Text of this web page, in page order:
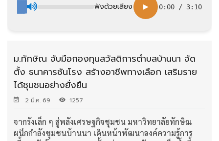
ฟังด้วยเสียง ▶ 0:00 / 3:10
ม.ทักษิณ จับมือกองทุนสวัสดิการตำบลบ้านนา จัด
ตั้ง ธนาคารชันโรง สร้างอาชีพทางเลือก เสริมราย
ได้ชุมชนอย่างยั่งยืน
2 มี.ค. 69 1257
จากรังเล็ก ๆ สู่พลังเศรษฐกิจชุมชน มหาวิทยาลัยทักษิณ
ผนึกกำลังชุมชนบ้านนา เดินหน้าพัฒนาองค์ความรู้การ